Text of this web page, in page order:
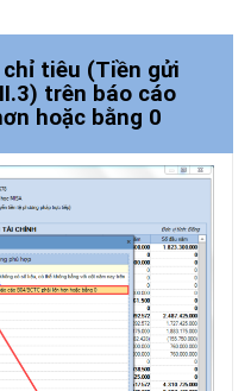
tiêu (Tiền gửi
trên báo cáo
hoặc bằng 0